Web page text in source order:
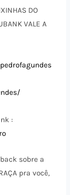
DO
VALE A
:
sobre a
pra você,